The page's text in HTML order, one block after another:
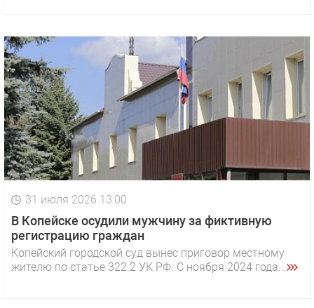
31 июля 2026 13:00
В Копейске осудили мужчину за фиктивную
регистрацию граждан
Копейский городской суд вынес приговор местному
жителю по статье 322.2 УК РФ. С ноября 2024 года...